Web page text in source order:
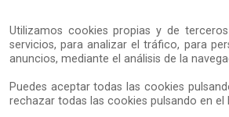
Utilizamos cookies propias y de
servicios, para analizar el tráfico, para
anuncios, mediante el análisis de la
Puedes aceptar todas las cookies
rechazar todas las cookies pulsando en el